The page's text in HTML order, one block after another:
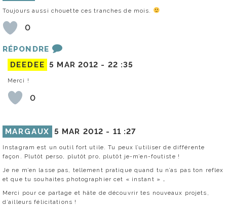
Toujours aussi chouette ces tranches de mois.
0
RÉPONDRE
DEEDEE 5 MAR 2012 - 22 :35
Merci !
0
MARGAUX 5 MAR 2012 - 11 :27
Instagram est un outil fort utile. Tu peux l’utiliser de différente
façon. Plutôt perso, plutôt pro, plutôt je-m’en-foutiste !
Je ne m’en lasse pas, tellement pratique quand tu n’as pas ton reflex
et que tu souhaites photographier cet « instant » …
Merci pour ce partage et hâte de découvrir tes nouveaux projets,
d’ailleurs félicitations !